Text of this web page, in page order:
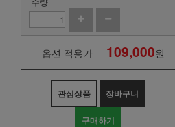
옵션 적용가 109,000원
관심상품 장바구니
구매하기